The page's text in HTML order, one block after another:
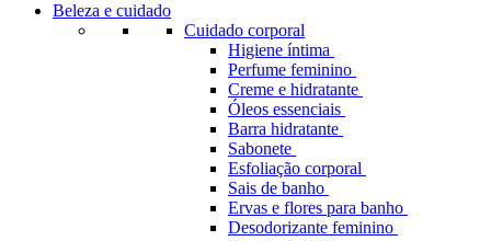
Beleza e cuidado
Cuidado corporal
Higiene íntima
Perfume feminino
Creme e hidratante
Óleos essenciais
Barra hidratante
Sabonete
Esfoliação corporal
Sais de banho
Ervas e flores para banho
Desodorizante feminino